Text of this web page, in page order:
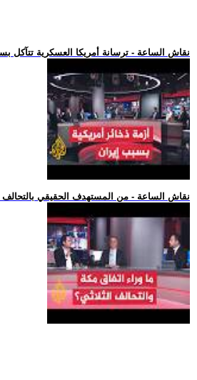
.. نقاش الساعة - ترسانة أمريكا العسكرية
.. نقاش الساعة - من المستهدف الحقيقي بالتحالف